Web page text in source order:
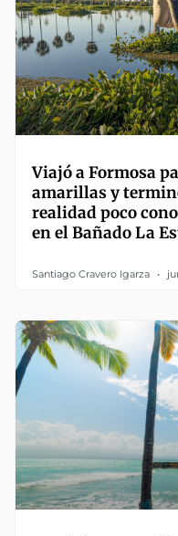
Viajó a Formosa
amarillas y
realidad poco
en el Bañado La
Santiago Cravero Igarza